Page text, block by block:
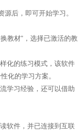
源后，即可开始学习。
教材”，选择已激活的教
化的练习模式，该软件
化的学习方案。
学习经验，还可以借助
软件，并已连接到互联